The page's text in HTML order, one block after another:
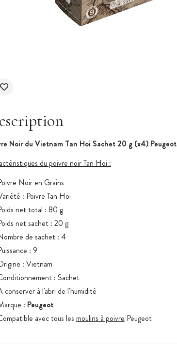
Noir du Vietnam Tan Hoi Sachet 20 g (x4) Peugeot
du poivre noir Tan Hoi :
Noir en Grains
: Poivre Tan Hoi
net total : 80 g
net sachet : 20 g
de sachet : 4
: 9
: Vietnam
: Sachet
conserver à l'abri de l'humidité
: Peugeot
avec tous les moulins à poivre Peugeot